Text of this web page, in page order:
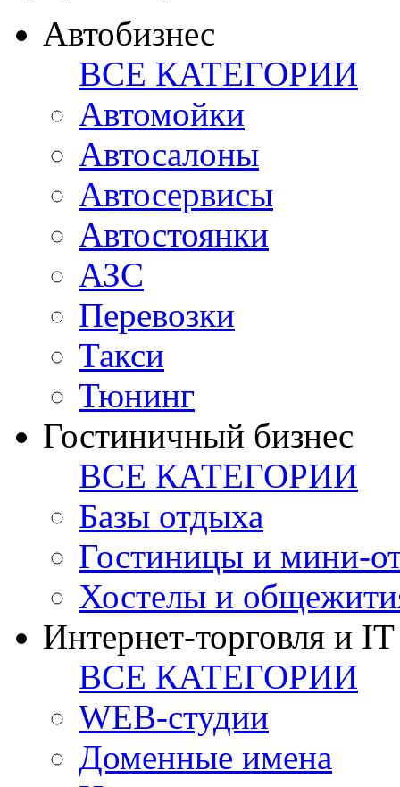
Автобизнес
ВСЕ КАТЕГОРИИ
Автомойки
Автосалоны
Автосервисы
Автостоянки
АЗС
Перевозки
Такси
Тюнинг
Гостиничный бизнес
ВСЕ КАТЕГОРИИ
Базы отдыха
Гостиницы и мини-
Хостелы и
Интернет-торговля и IT
ВСЕ КАТЕГОРИИ
WEB-студии
Доменные имена